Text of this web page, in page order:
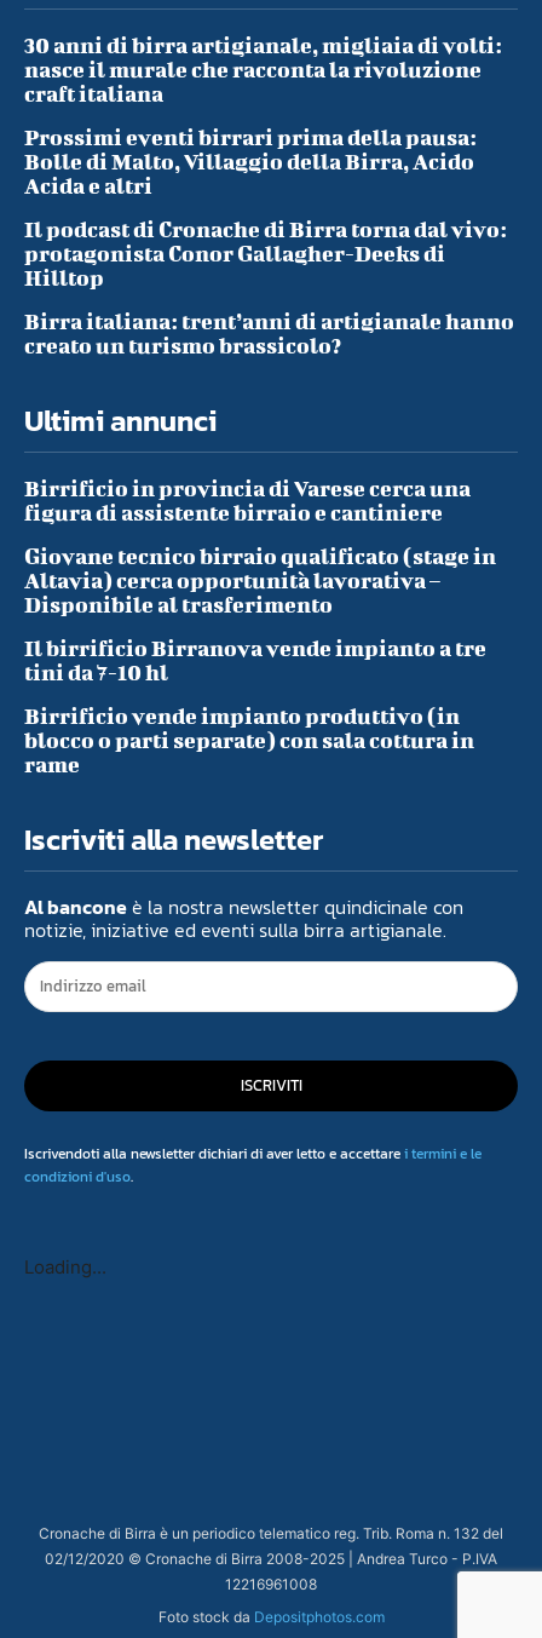
30 anni di birra artigianale, migliaia di volti:
nasce il murale che racconta la rivoluzione
craft italiana
Prossimi eventi birrari prima della pausa:
Bolle di Malto, Villaggio della Birra, Acido
Acida e altri
Il podcast di Cronache di Birra torna dal vivo:
protagonista Conor Gallagher-Deeks di
Hilltop
Birra italiana: trent’anni di artigianale hanno
creato un turismo brassicolo?
Ultimi annunci
Birrificio in provincia di Varese cerca una
figura di assistente birraio e cantiniere
Giovane tecnico birraio qualificato (stage in
Altavia) cerca opportunità lavorativa –
Disponibile al trasferimento
Il birrificio Birranova vende impianto a tre
tini da 7-10 hl
Birrificio vende impianto produttivo (in
blocco o parti separate) con sala cottura in
rame
Iscriviti alla newsletter
Al banconeè la nostra newsletter quindicinale con
notizie, iniziative ed eventi sulla birra artigianale.
ISCRIVITI
Iscrivendoti alla newsletter dichiari di aver letto e accettarei termini e le
condizioni d'uso.
Loading...
Cronache di Birra è un periodico telematico reg. Trib. Roma n. 132 del
02/12/2020 © Cronache di Birra 2008-2025 | Andrea Turco - P.IVA
12216961008
Foto stock da Depositphotos.com